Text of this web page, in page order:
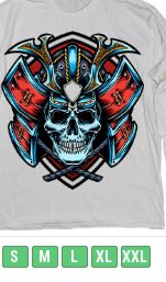
S M L XL XXL